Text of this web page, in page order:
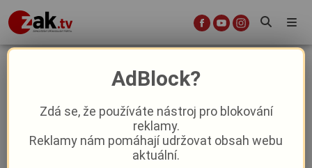
Město Touškov s Bdeněvsí se
propojí cyklostezkou
Z kraje
2. 10. 2025|08:05
AdBlock?
Zdá se, že používáte nástroj pro blokování
reklamy.
Reklamy nám pomáhají udržovat obsah webu
aktuální.